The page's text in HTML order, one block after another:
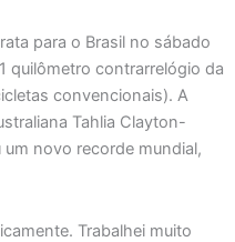
para o Brasil no sábado
quilômetro contrarrelógio da
convencionais). A
Tahlia Clayton-
novo recorde mundial,
Trabalhei muito